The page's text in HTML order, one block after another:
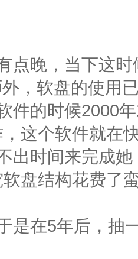
点晚，当下这
，软盘的使用
件的时候2000
这个软件就在
出时间来完成
盘结构花费了
是在5年后，抽